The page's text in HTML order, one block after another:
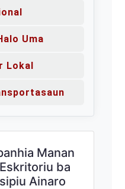
Uma
Lokal
Manan
ba
Ainaro